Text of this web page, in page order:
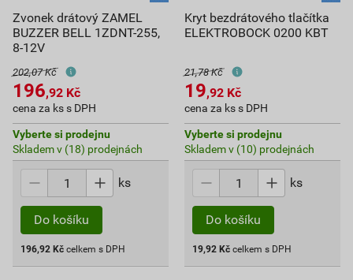
Zvonek drátový ZAMEL
BUZZER BELL 1ZDNT-255,
8-12V
202,07 Kč
196,92 Kč
cena za ks s DPH
Vyberte si prodejnu
Skladem v (18) prodejnách
ks
Do košíku
196,92 Kč celkem s DPH
Kryt bezdrátového tlačítka
ELEKTROBOCK 0200 KBT
21,78 Kč
19,92 Kč
cena za ks s DPH
Vyberte si prodejnu
Skladem v (10) prodejnách
ks
Do košíku
19,92 Kč celkem s DPH